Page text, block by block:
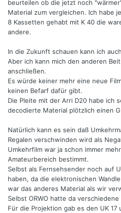
beurteilen ob die jetzt noch
Material zum vergleichen. Ich habe
8 Kassetten gehabt mit K 40 die
andere.
In die Zukunft schauen kann ich
Aber ich kann mich den anderen
anschließen.
Es würde keiner mehr eine neue
keinen Befarf dafür gibt.
Die Pleite mit der Arri D20 habe ich
decodierte Material plötzlich einen
Natürlich kann es sein daß
Regalen verschwinden wird als
Umkehrfilm war ja schon immer
Amateurbereich bestimmt.
Selbst als Fernsehsender noch auf
haben, da die elektronischen
war das anderes Material als wir
Selbst ORWO hatte da
Für die Projektion gab es den UK 17